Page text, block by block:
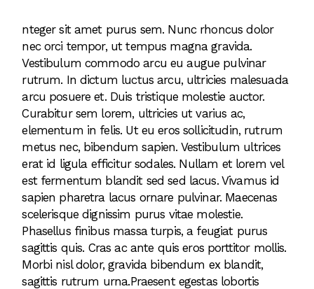
nteger sit amet purus sem. Nunc rhoncus dolor
nec orci tempor, ut tempus magna gravida.
Vestibulum commodo arcu eu augue pulvinar
rutrum. In dictum luctus arcu, ultricies malesuada
arcu posuere et. Duis tristique molestie auctor.
Curabitur sem lorem, ultricies ut varius ac,
elementum in felis. Ut eu eros sollicitudin, rutrum
metus nec, bibendum sapien. Vestibulum ultrices
erat id ligula efficitur sodales. Nullam et lorem vel
est fermentum blandit sed sed lacus. Vivamus id
sapien pharetra lacus ornare pulvinar. Maecenas
scelerisque dignissim purus vitae molestie.
Phasellus finibus massa turpis, a feugiat purus
sagittis quis. Cras ac ante quis eros porttitor mollis.
Morbi nisl dolor, gravida bibendum ex blandit,
sagittis rutrum urna.Praesent egestas lobortis